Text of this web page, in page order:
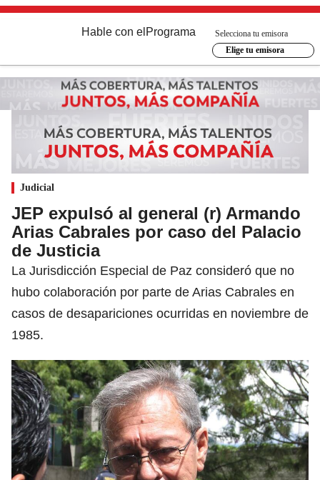
Hable con el Programa
Selecciona tu emisora
Elige tu emisora
Judicial
JEP expulsó al general (r) Armando
Arias Cabrales por caso del Palacio
de Justicia
La Jurisdicción Especial de Paz consideró que no
hubo colaboración por parte de Arias Cabrales en
casos de desapariciones ocurridas en noviembre de
1985.